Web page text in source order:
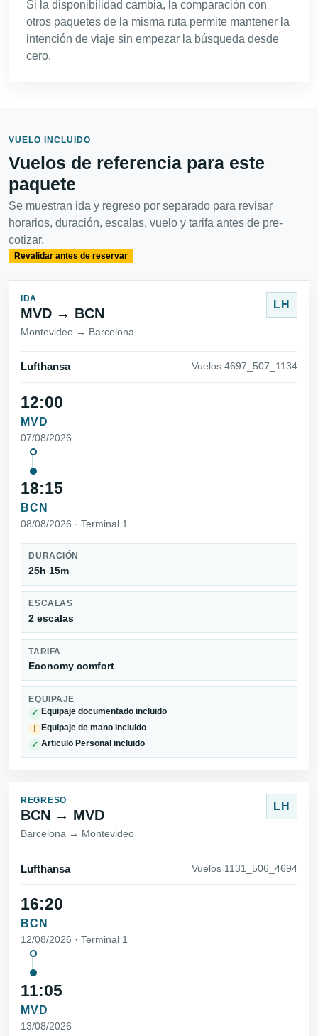
Si la disponibilidad cambia, la comparación con
otros paquetes de la misma ruta permite mantener la
intención de viaje sin empezar la búsqueda desde
cero.
VUELO INCLUIDO
Vuelos de referencia para este
paquete
Se muestran ida y regreso por separado para revisar
horarios, duración, escalas, vuelo y tarifa antes de pre-
cotizar.
Revalidar antes de reservar
IDA
MVD → BCN
Montevideo → Barcelona
LH
Lufthansa Vuelos 4697_507_1134
12:00
MVD
07/08/2026
18:15
BCN
08/08/2026 · Terminal 1
DURACIÓN
25h 15m
ESCALAS
2 escalas
TARIFA
Economy comfort
EQUIPAJE
✓ Equipaje documentado incluido
! Equipaje de mano incluido
✓ Articulo Personal incluido
REGRESO
BCN → MVD
Barcelona → Montevideo
LH
Lufthansa Vuelos 1131_506_4694
16:20
BCN
12/08/2026 · Terminal 1
11:05
MVD
13/08/2026